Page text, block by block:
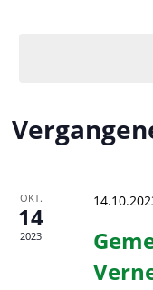
Kalender
von
OKT.
14
2023